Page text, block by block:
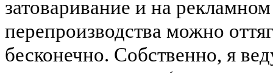
затоваривание и на
перепроизводства можно
бесконечно. Собственно, я